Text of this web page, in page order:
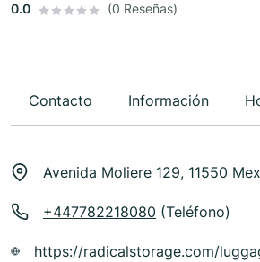
0.0 (0 Reseñas)
Contacto Información
Avenida Moliere 129, 11550
+447782218080 (Teléfono)
https://radicalstorage.com/